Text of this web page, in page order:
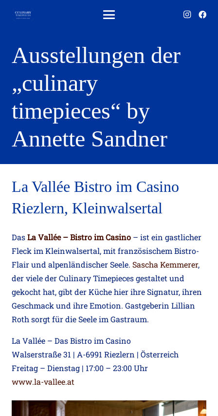
Ausstellungen der
„culinary
timepieces“ by
Annette Sandner
La Vallée Bistro im Casino
Riezlern, Kleinwalsertal
DasLa Vallée – Bistro im Casino – ist ein gastlicher
Fleck im Kleinwalsertal, mit französischem Bistro-
Flair und alpenländischer Seele. Sascha Kemmerer,
der viele der Culinary Timepieces gestaltet und
gekocht hat, gibt der Küche hier ihre Signatur, ihren
Geschmack und ihre Emotion. Gastgeberin Lillian
Roth sorgt für die Seele im Gastraum.
La Vallée – Das Bistro im Casino
Walserstraße 31 | A-6991 Riezlern | Österreich
Freitag – Dienstag | 17:00 – 23:00 Uhr
www.la-vallee.at